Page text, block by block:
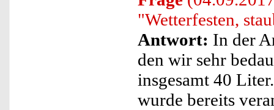
"Wetterfesten,
Antwort: In der
den wir sehr
insgesamt 40
wurde bereits